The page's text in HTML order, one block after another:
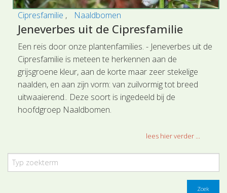
Cipresfamilie Naaldbomen
Jeneverbes uit de Cipresfamilie
Een reis door onze plantenfamilies. - Jeneverbes uit de
Cipresfamilie is meteen te herkennen aan de
grijsgroene kleur, aan de korte maar zeer stekelige
naalden, en aan zijn vorm: van zuilvormig tot breed
uitwaaierend.. Deze soort is ingedeeld bij de
hoofdgroep Naaldbomen.
lees hier verder ...
Zoek